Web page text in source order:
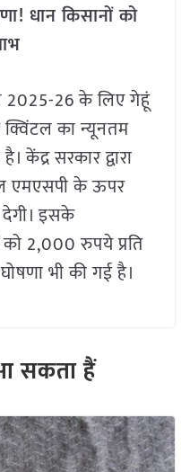
धान किसानों को
2025-26 के लिए गेहूं
का न्यूनतम
केंद्र सरकार द्वारा
एमएसपी के ऊपर
इसके
2,000 रुपये प्रति
भी की गई है।
सकता हैं